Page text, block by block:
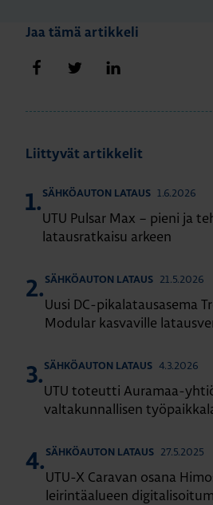
Jaa tämä artikkeli
Jaa FacebookissaJaa Twitterissä
Liittyvät artikkelit
1. SÄHKÖAUTON LATAUS 1.6.2026
UTU Pulsar Max – pieni ja
latausratkaisu arkeen
2. SÄHKÖAUTON LATAUS 21.5.2026
Uusi DC-pikalatausasema
Modular kasvaville
3. SÄHKÖAUTON LATAUS 4.3.2026
UTU toteutti Auramaa-
valtakunnallisen
4. SÄHKÖAUTON LATAUS 27.5.2025
UTU-X Caravan osana
leirintäalueen